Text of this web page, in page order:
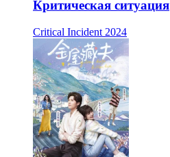
Критическая ситуация
Critical Incident 2024